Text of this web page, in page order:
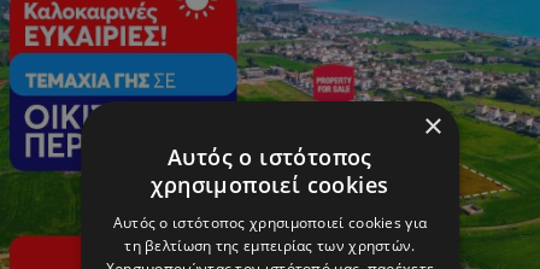
×
Αυτός ο ιστότοπος
χρησιμοποιεί cookies
Αυτός ο ιστότοπος χρησιμοποιεί cookies για
τη βελτίωση της εμπειρίας των χρηστών.